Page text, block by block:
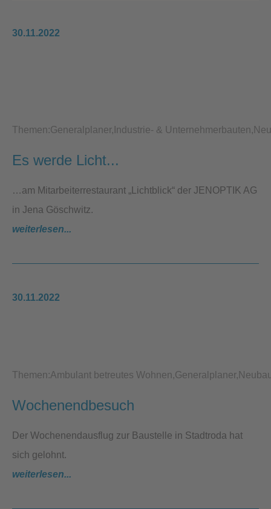
30.11.2022
Themen:Generalplaner Industrie- & Unternehmerbauten
Es werde Licht...
…am Mitarbeiterrestaurant „Lichtblick“ der JENOPTIK AG
in Jena Göschwitz.
weiterlesen...
30.11.2022
Themen:Ambulant betreutes Wohnen Generalplaner
Wochenendbesuch
Der Wochenendausflug zur Baustelle in Stadtroda hat
sich gelohnt.
weiterlesen...